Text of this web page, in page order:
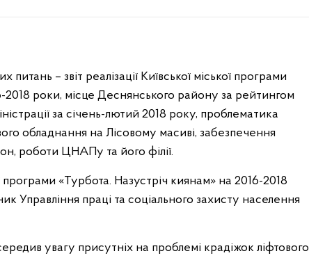
– звіт реалізації Київської міської програми
2018 роки, місце Деснянського району за рейтингом
за січень-лютий 2018 року, проблематика
обладнання на Лісовому масиві, забезпечення
роботи ЦНАПу та його філії.
програми «Турбота. Назустріч киянам» на 2016-2018
Управління праці та соціального захисту населення
увагу присутніх на проблемі крадіжок ліфтового